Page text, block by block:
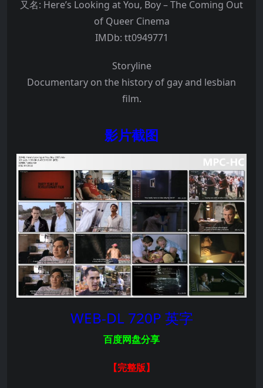
又名: Here’s Looking at You, Boy – The Coming Out
of Queer Cinema
IMDb: tt0949771
Storyline
Documentary on the history of gay and lesbian
film.
影片截图
WEB-DL 720P 英字
百度网盘分享
【完整版】